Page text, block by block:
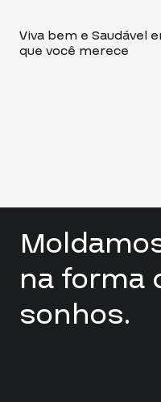
Viva bem e Saudável
que você merece
na forma
sonhos.